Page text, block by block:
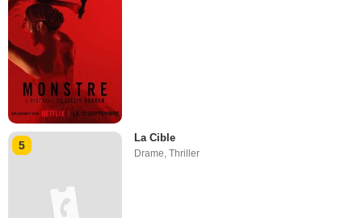
5
La Cible
Drame,Thriller